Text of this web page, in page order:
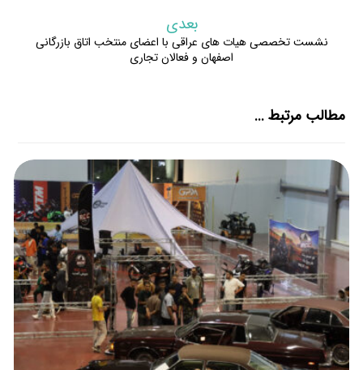
بعدی
نشست تخصصی هیات های عراقی با اعضای منتخب اتاق بازرگانی
اصفهان و فعالان تجاری
مطالب مرتبط ...